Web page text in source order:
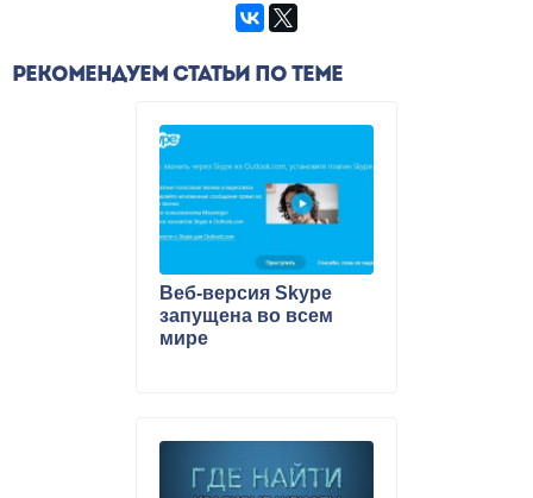
РЕКОМЕНДУЕМ СТАТЬИ ПО ТЕМЕ
Веб-версия Skype
запущена во всем
мире